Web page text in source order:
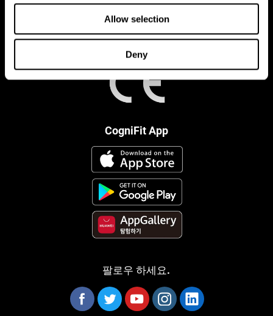
Allow selection
Deny
CogniFit App
팔로우 하세요.